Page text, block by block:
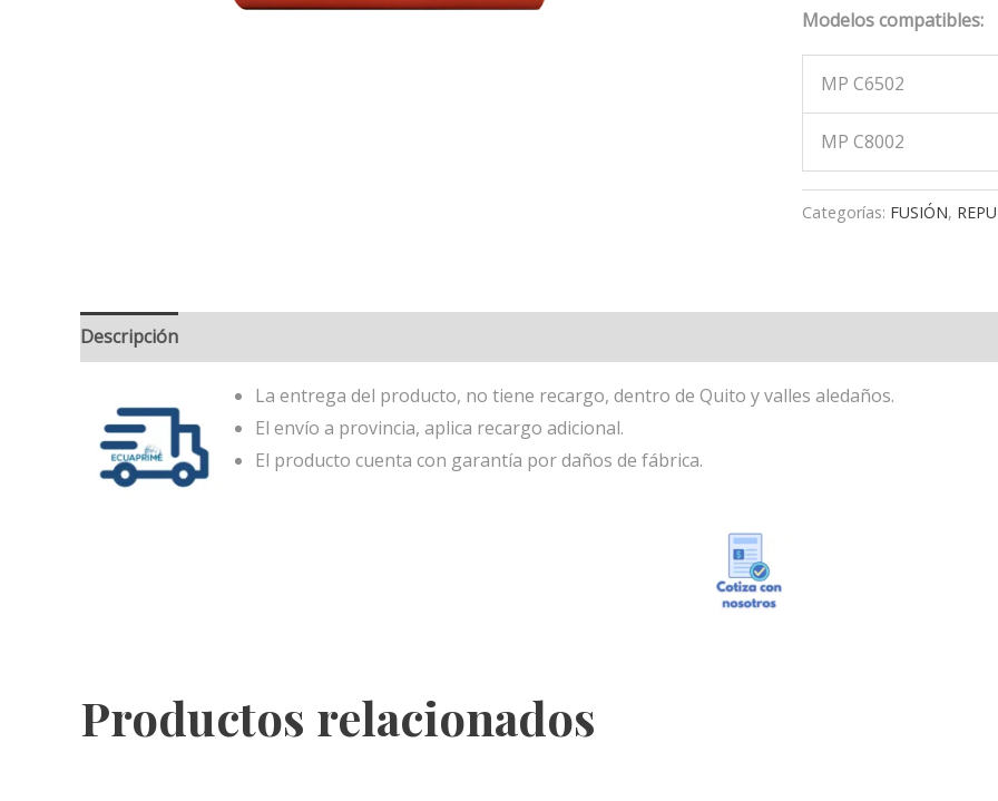
Modelos compatibles:
MP C6502
MP C8002
Categorías: FUSIÓN,
Descripción
La entrega del producto, no tiene recargo, dentro de Quito y valles aledaños.
El envío a provincia, aplica recargo adicional.
El producto cuenta con garantía por daños de fábrica.
Productos relacionados